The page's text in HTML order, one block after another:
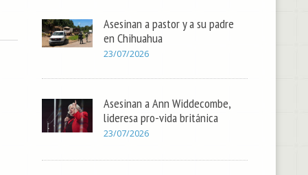
Asesinan a pastor y a su padre
en Chihuahua
23/07/2026
Asesinan a Ann Widdecombe,
lideresa pro-vida británica
23/07/2026